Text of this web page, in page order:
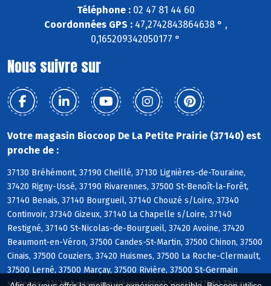
Téléphone :02 47 81 44 60
Coordonnées GPS :47,2742843864638 ° ,
0,165209342050177 °
Nous suivre sur
Votre magasin Biocoop De La Petite Prairie (37140) est
proche de :
37130 Bréhémont, 37190 Cheillé, 37130 Lignières-de-Touraine,
37420 Rigny-Ussé, 37190 Rivarennes, 37500 St-Benoît-la-Forêt,
37140 Benais, 37140 Bourgueil, 37140 Chouzé s/Loire, 37340
Continvoir, 37340 Gizeux, 37140 La Chapelle s/Loire, 37140
Restigné, 37140 St-Nicolas-de-Bourgueil, 37420 Avoine, 37420
Beaumont-en-Véron, 37500 Candes-St-Martin, 37500 Chinon, 37500
Cinais, 37500 Couziers, 37420 Huismes, 37500 La Roche-Clermault,
37500 Lerné, 37500 Marçay, 37500 Rivière, 37500 St-Germain
s/Vienne, 37420 Savigny-en-Véron, 37500 Seuilly, 37500 Thizay,